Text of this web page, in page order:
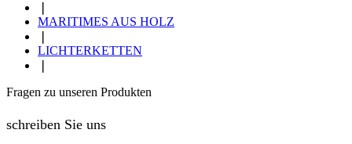
MARITIMES AUS HOLZ
LICHTERKETTEN
Fragen zu unseren Produkten
schreiben Sie uns